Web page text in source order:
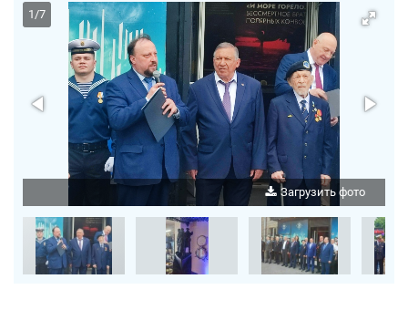
Загрузить фото
1/7